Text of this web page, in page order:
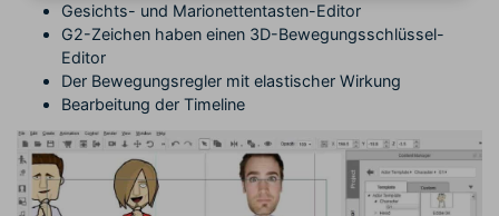
Gesichts- und Marionettentasten-Editor
G2-Zeichen haben einen 3D-Bewegungsschlüssel-
Editor
Der Bewegungsregler mit elastischer Wirkung
Bearbeitung der Timeline